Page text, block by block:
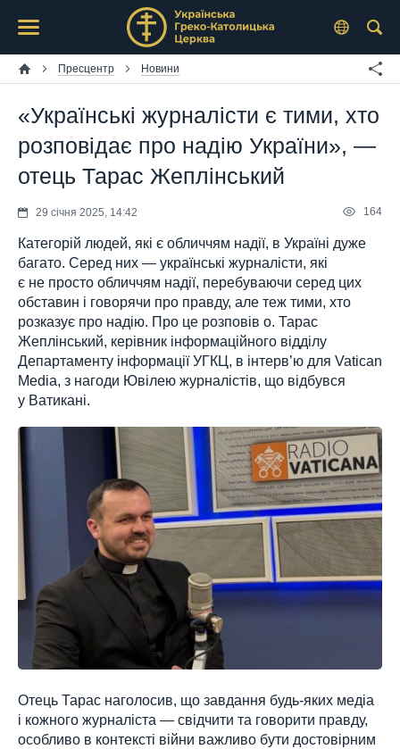
Пресцентр Новини
«Українські журналісти є тими, хто
розповідає про надію України», —
отець Тарас Жеплінський
29 січня 2025, 14:42 164
Категорій людей, які є обличчям надії, в Україні дуже
багато. Серед них — українські журналісти, які
є не просто обличчям надії, перебуваючи серед цих
обставин і говорячи про правду, але теж тими, хто
розказує про надію. Про це розповів о. Тарас
Жеплінський, керівник інформаційного відділу
Департаменту інформації УГКЦ, в інтерв’ю для Vatican
Media, з нагоди Ювілею журналістів, що відбувся
у Ватикані.
Отець Тарас наголосив, що завдання будь-яких медіа
і кожного журналіста — свідчити та говорити правду,
особливо в контексті війни важливо бути достовірним